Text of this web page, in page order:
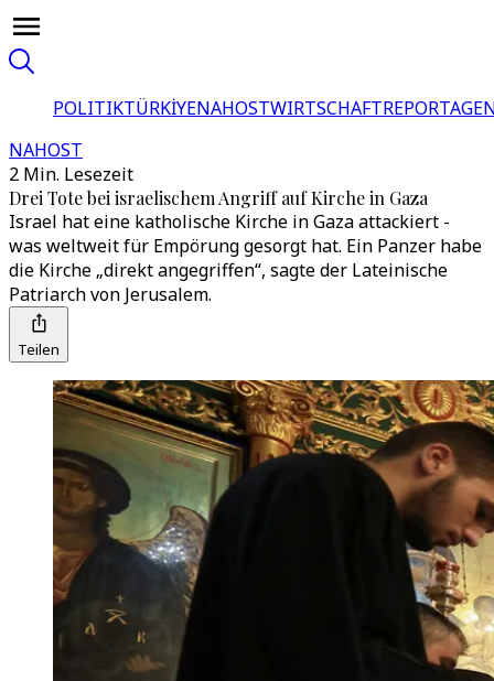
POLITIKTÜRKİYENAHOSTWIRTSCHAFT
NAHOST
2 Min. Lesezeit
Drei Tote bei israelischem Angriff auf Kirche in Gaza
Israel hat eine katholische Kirche in Gaza attackiert -
was weltweit für Empörung gesorgt hat. Ein Panzer habe
die Kirche „direkt angegriffen“, sagte der Lateinische
Patriarch von Jerusalem.
Teilen